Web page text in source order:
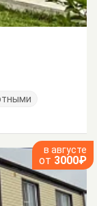
в августе
от 3000₽